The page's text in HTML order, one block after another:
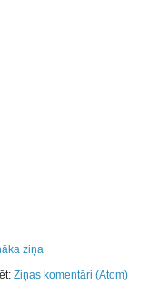
ziņa
Ziņas komentāri (Atom)